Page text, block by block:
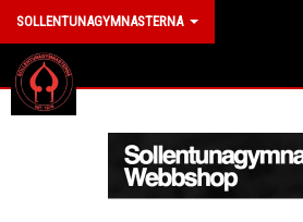
SOLLENTUNAGYMNASTERNA
HEM